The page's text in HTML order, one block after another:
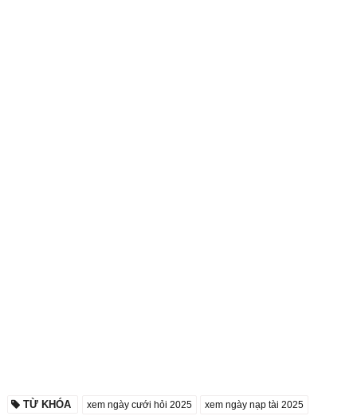
TỪ KHÓA xem ngày cưới hỏi 2025 xem ngày nạp tài 2025